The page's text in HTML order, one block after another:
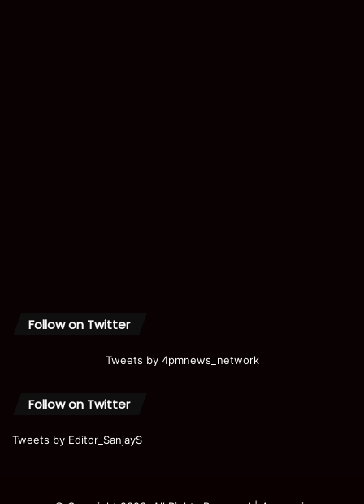
Follow on Twitter
Tweets by 4pmnews_network
Follow on Twitter
Tweets by Editor_SanjayS